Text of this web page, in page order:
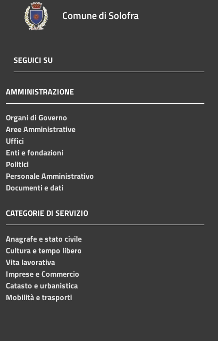
Comune di Solofra
SEGUICI SU
AMMINISTRAZIONE
Organi di Governo
Aree Amministrative
Uffici
Enti e fondazioni
Politici
Personale Amministrativo
Documenti e dati
CATEGORIE DI SERVIZIO
Anagrafe e stato civile
Cultura e tempo libero
Vita lavorativa
Imprese e Commercio
Catasto e urbanistica
Mobilità e trasporti